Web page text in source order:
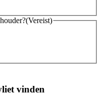
(Vereist)
vinden